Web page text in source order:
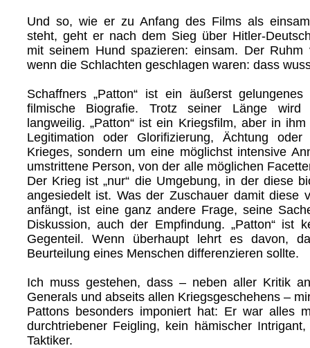
Und so, wie er zu Anfang des Films als
steht, geht er nach dem Sieg über Hitler-
mit seinem Hund spazieren: einsam. Der Ruhm
wenn die Schlachten geschlagen waren: dass
Schaffners „Patton“ ist ein äußerst
filmische Biografie. Trotz seiner Länge
langweilig. „Patton“ ist ein Kriegsfilm, aber in
Legitimation oder Glorifizierung, Ächtung oder
Krieges, sondern um eine möglichst intensive
umstrittene Person, von der alle möglichen
Der Krieg ist „nur“ die Umgebung, in der diese
angesiedelt ist. Was der Zuschauer damit diese
anfängt, ist eine ganz andere Frage, seine
Diskussion, auch der Empfindung. „Patton“ ist
Gegenteil. Wenn überhaupt lehrt es davon,
Beurteilung eines Menschen differenzieren sollte.
Ich muss gestehen, dass – neben aller Kritik
Generals und abseits allen Kriegsgeschehens –
Pattons besonders imponiert hat: Er war alles
durchtriebener Feigling, kein hämischer
Taktiker.